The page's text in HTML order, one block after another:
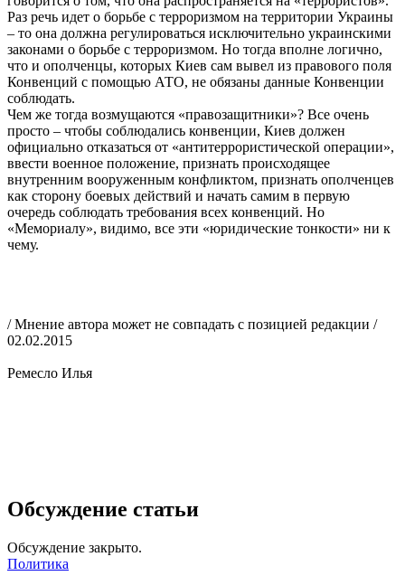
Раз речь идет о борьбе с терроризмом на территории Украины
– то она должна регулироваться исключительно украинскими
законами о борьбе с терроризмом. Но тогда вполне логично,
что и ополченцы, которых Киев сам вывел из правового поля
Конвенций с помощью АТО, не обязаны данные Конвенции
соблюдать.
Чем же тогда возмущаются «правозащитники»? Все очень
просто – чтобы соблюдались конвенции, Киев должен
официально отказаться от «антитеррористической операции»,
ввести военное положение, признать происходящее
внутренним вооруженным конфликтом, признать ополченцев
как сторону боевых действий и начать самим в первую
очередь соблюдать требования всех конвенций. Но
«Мемориалу», видимо, все эти «юридические тонкости» ни к
чему.
/ Мнение автора может не совпадать с позицией редакции /
02.02.2015
Ремесло Илья
Обсуждение статьи
Обсуждение закрыто.
Политика